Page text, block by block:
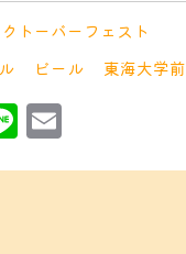
トーバーフェスト
ビール 東海大学前
Li
n
E
m